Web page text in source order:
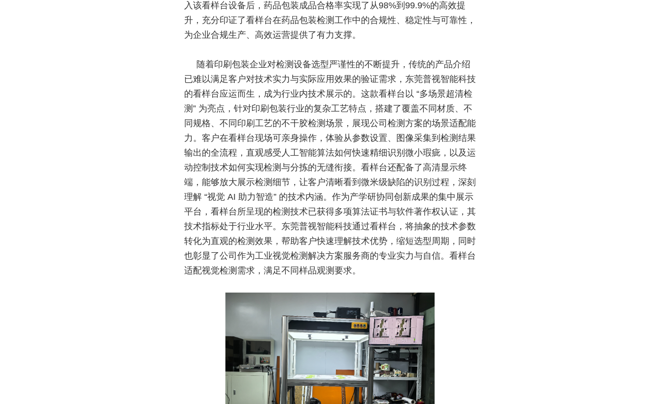
入该看样台设备后，药品包装成品合格率实现了从98%到99.9%的高效提
升，充分印证了看样台在药品包装检测工作中的合规性、稳定性与可靠性，
为企业合规生产、高效运营提供了有力支撑。
随着印刷包装企业对检测设备选型严谨性的不断提升，传统的产品介绍
已难以满足客户对技术实力与实际应用效果的验证需求，东莞普视智能科技
的看样台应运而生，成为行业内技术展示的。这款看样台以 “多场景超清检
测” 为亮点，针对印刷包装行业的复杂工艺特点，搭建了覆盖不同材质、不
同规格、不同印刷工艺的不干胶检测场景，展现公司检测方案的场景适配能
力。客户在看样台现场可亲身操作，体验从参数设置、图像采集到检测结果
输出的全流程，直观感受人工智能算法如何快速精细识别微小瑕疵，以及运
动控制技术如何实现检测与分拣的无缝衔接。看样台还配备了高清显示终
端，能够放大展示检测细节，让客户清晰看到微米级缺陷的识别过程，深刻
理解 “视觉 AI 助力智造” 的技术内涵。作为产学研协同创新成果的集中展示
平台，看样台所呈现的检测技术已获得多项算法证书与软件著作权认证，其
技术指标处于行业水平。东莞普视智能科技通过看样台，将抽象的技术参数
转化为直观的检测效果，帮助客户快速理解技术优势，缩短选型周期，同时
也彰显了公司作为工业视觉检测解决方案服务商的专业实力与自信。看样台
适配视觉检测需求，满足不同样品观测要求。